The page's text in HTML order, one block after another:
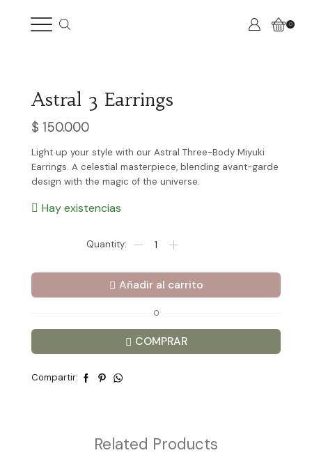
0
Astral 3 Earrings
$ 150.000
Light up your style with our Astral Three-Body Miyuki
Earrings. A celestial masterpiece, blending avant-garde
design with the magic of the universe.
Hay existencias
3
cantidad
Añadir al carrito
O
COMPRAR
Compartir:
Related Products